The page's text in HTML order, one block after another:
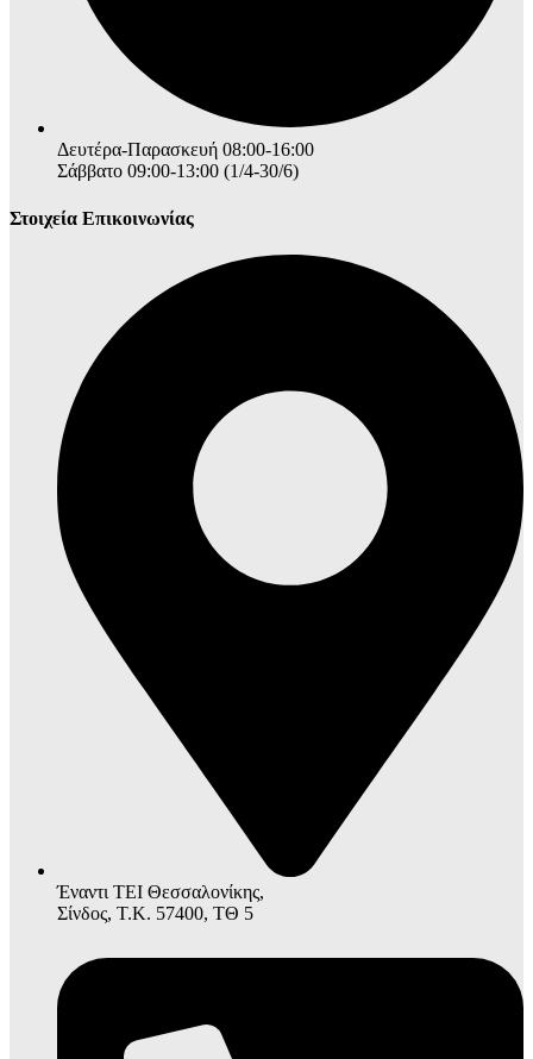
Δευτέρα-Παρασκευή 08:00-16:00
Σάββατο 09:00-13:00 (1/4-30/6)
Στοιχεία Επικοινωνίας
Έναντι ΤΕΙ Θεσσαλονίκης,
Σίνδος, Τ.Κ. 57400, ΤΘ 5